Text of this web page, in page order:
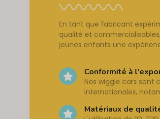
En tant que fabricant
qualité et
jeunes enfants une
Conformité à
Nos wiggle cars sont
internationales,
Matériaux de